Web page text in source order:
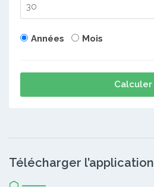
Années Mois
Calculer
Télécharger l’application